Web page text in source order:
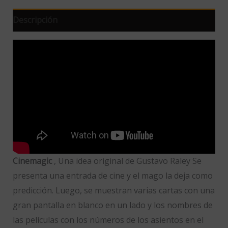
Cinemagic, Una idea original de Gustavo Raley Se
presenta una entrada de cine y el mago la deja como
predicción. Luego, se muestran varias cartas con una
gran pantalla en blanco en un lado y los nombres de
las películas con los números de los asientos en el